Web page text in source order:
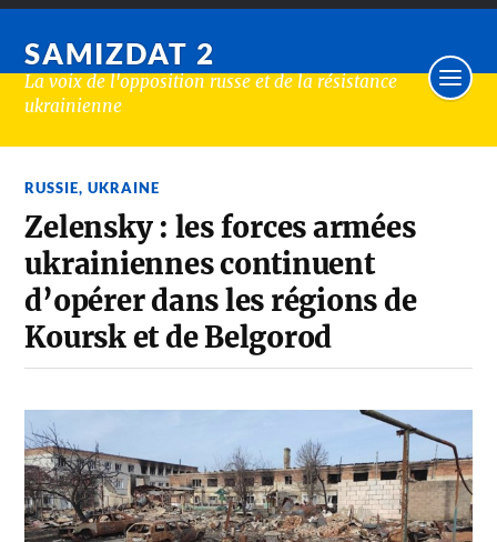
SAMIZDAT 2
La voix de l'opposition russe et de la résistance
ukrainienne
RUSSIE,UKRAINE
Zelensky : les forces armées
ukrainiennes continuent
d’opérer dans les régions de
Koursk et de Belgorod